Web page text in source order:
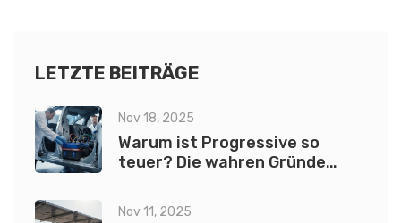
LETZTE BEITRÄGE
Nov 18, 2025
Warum ist Progressive so
teuer? Die wahren Gründe
Versicherungskosten für
Nov 11, 2025